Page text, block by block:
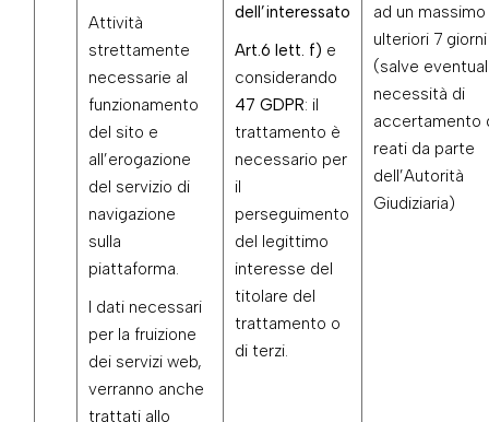
Attività
strettamente
necessarie al
funzionamento
del sito e
all’erogazione
del servizio di
navigazione
sulla
piattaforma.
I dati necessari
per la fruizione
dei servizi web,
verranno anche
trattati allo
dell’interessato
Art.6 lett. f) e
considerando
47 GDPR: il
trattamento è
necessario per
il
perseguimento
del legittimo
interesse del
titolare del
trattamento o
di terzi.
ad un
ulteriori 7 giorni
(salve
necessità di
accertamento
reati da parte
dell’Autorità
Giudiziaria)